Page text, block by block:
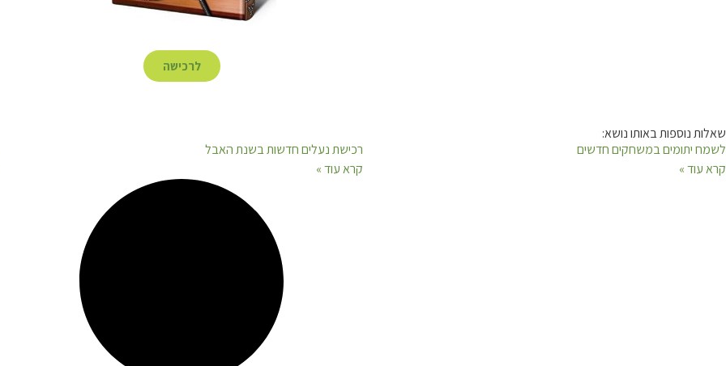
לרכישה
שאלות נוספות באותו נושא:
לשמח יתומים במשחקים חדשים
קרא עוד »
רכישת נעלים חדשות בשנת האבל
קרא עוד »